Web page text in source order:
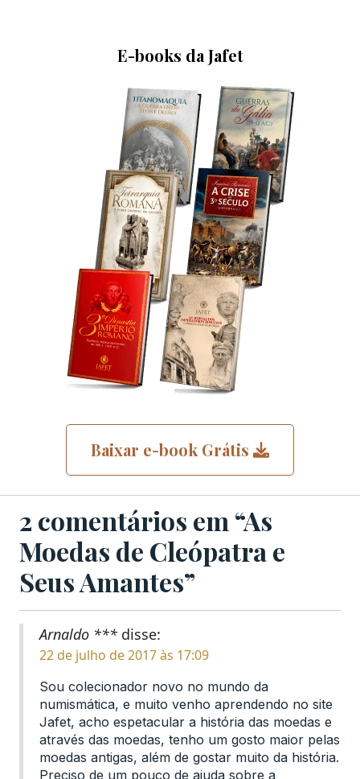
E-books da Jafet
Baixar e-book Grátis
2 comentários em “As
Moedas de Cleópatra e
Seus Amantes”
Arnaldo *** disse:
22 de julho de 2017 às 17:09
Sou colecionador novo no mundo da
numismática, e muito venho aprendendo no site
Jafet, acho espetacular a história das moedas e
através das moedas, tenho um gosto maior pelas
moedas antigas, além de gostar muito da história.
Preciso de um pouco de ajuda sobre a